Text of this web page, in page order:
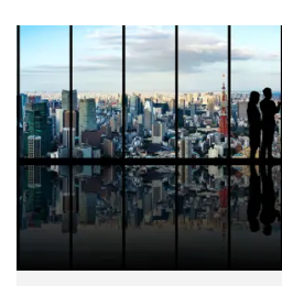
Scopri di più Agevolazioni per favorire